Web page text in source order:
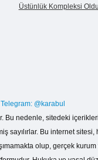
Üstünlük Kompleksi
Telegram: @karabul
Bu nedenle, sitedeki
sayılırlar. Bu internet
olup, gerçek